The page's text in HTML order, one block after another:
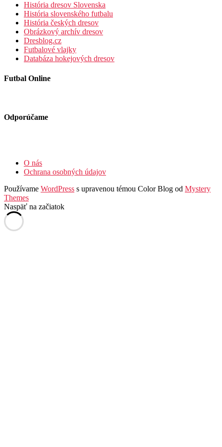
História dresov Slovenska
História slovenského futbalu
História českých dresov
Obrázkový archív dresov
Dresblog.cz
Futbalové vlajky
Databáza hokejových dresov
Futbal Online
Odporúčame
O nás
Ochrana osobných údajov
Používame WordPress s upravenou témou Color Blog od Mystery
Themes
Naspäť na začiatok